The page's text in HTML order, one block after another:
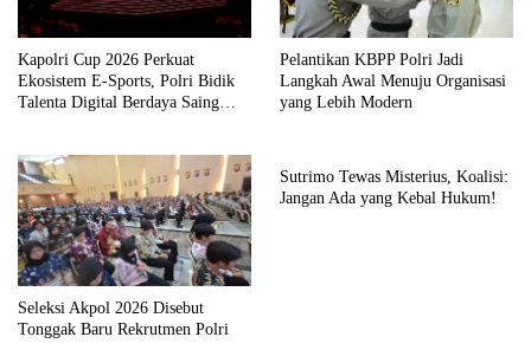
Kapolri Cup 2026 Perkuat
Ekosistem E-Sports, Polri Bidik
Talenta Digital Berdaya Saing
Pelantikan KBPP Polri Jadi
Langkah Awal Menuju Organisasi
yang Lebih Modern
Seleksi Akpol 2026 Disebut
Tonggak Baru Rekrutmen Polri
Sutrimo Tewas Misterius, Koalisi:
Jangan Ada yang Kebal Hukum!